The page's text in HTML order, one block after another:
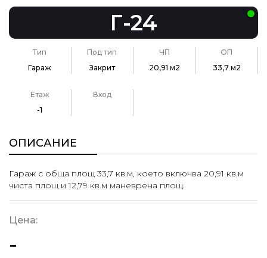
Г-24
Тип
Гараж
Под тип
Закрит
ЧП
20,91 м2
ОП
33,7 м2
Етаж
-1
Вход
ОПИСАНИЕ
Гараж с обща площ 33,7 кв.м, което включва 20,91 кв.м
чиста площ и 12,79 кв.м маневрена площ.
Цена:
-